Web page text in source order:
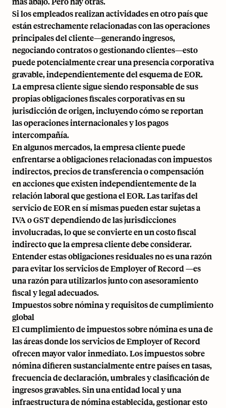
Si los empleados realizan actividades en otro país que
están estrechamente relacionadas con las operaciones
principales del cliente—generando ingresos,
negociando contratos o gestionando clientes—esto
puede potencialmente crear una presencia corporativa
gravable, independientemente del esquema de EOR.
La empresa cliente sigue siendo responsable de sus
propias obligaciones fiscales corporativas en su
jurisdicción de origen, incluyendo cómo se reportan
las operaciones internacionales y los pagos
intercompañía.
En algunos mercados, la empresa cliente puede
enfrentarse a obligaciones relacionadas con impuestos
indirectos, precios de transferencia o compensación
en acciones que existen independientemente de la
relación laboral que gestiona el EOR. Las tarifas del
servicio de EOR en sí mismas pueden estar sujetas a
IVA o GST dependiendo de las jurisdicciones
involucradas, lo que se convierte en un costo fiscal
indirecto que la empresa cliente debe considerar.
Entender estas obligaciones residuales no es una razón
para evitar los servicios de Employer of Record —es
una razón para utilizarlos junto con asesoramiento
fiscal y legal adecuados.
Impuestos sobre nómina y requisitos de cumplimiento
global
El cumplimiento de impuestos sobre nómina es una de
las áreas donde los servicios de Employer of Record
ofrecen mayor valor inmediato. Los impuestos sobre
nómina difieren sustancialmente entre países en tasas,
frecuencia de declaración, umbrales y clasificación de
ingresos gravables. Sin una entidad local y una
infraestructura de nómina establecida, gestionar esto